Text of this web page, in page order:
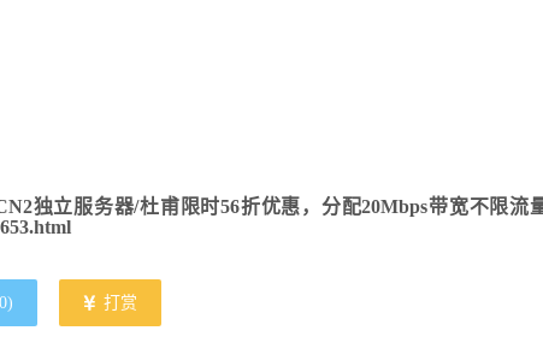
独立服务器/杜甫限时56折优惠，分配20Mbps带宽不限流
0) 打赏